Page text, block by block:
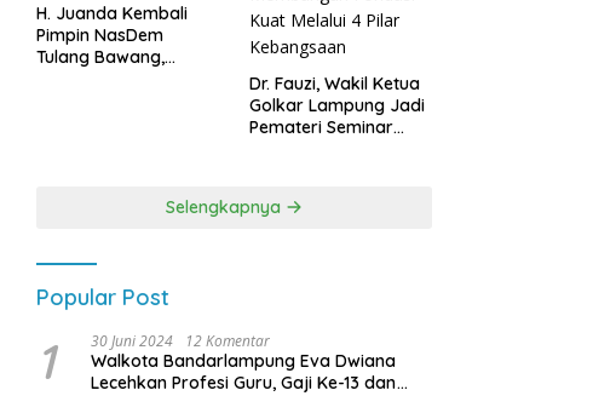
H. Juanda Kembali
Pimpin NasDem
Tulang Bawang,
Dr. Fauzi, Wakil Ketua
Golkar Lampung Jadi
Pemateri Seminar
Kebangsaan
Selengkapnya
Popular Post
1 30 Juni 2024 12 Komentar
Walkota Bandarlampung Eva Dwiana
Lecehkan Profesi Guru, Gaji Ke-13 dan